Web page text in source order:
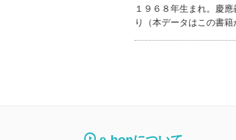
１９６８年生まれ。慶
り（本データはこの書